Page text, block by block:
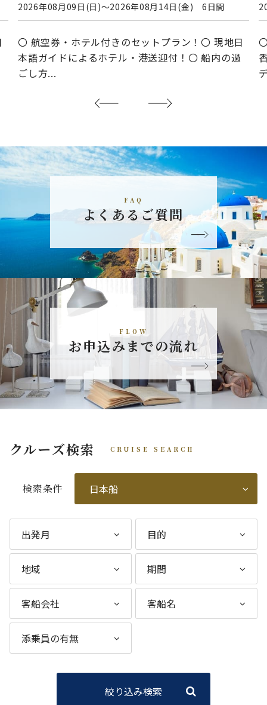
2026年08月09日(日)〜2026年08月14日(金) 6日間
〇 航空券・ホテル付きのセットプラン！〇 現地日
本語ガイドによるホテル・港送迎付！〇 船内の過
ごし方...
FAQ
よくあるご質問
FLOW
お申込みまでの流れ
クルーズ検索 CRUISE SEARCH
検索条件
絞り込み検索